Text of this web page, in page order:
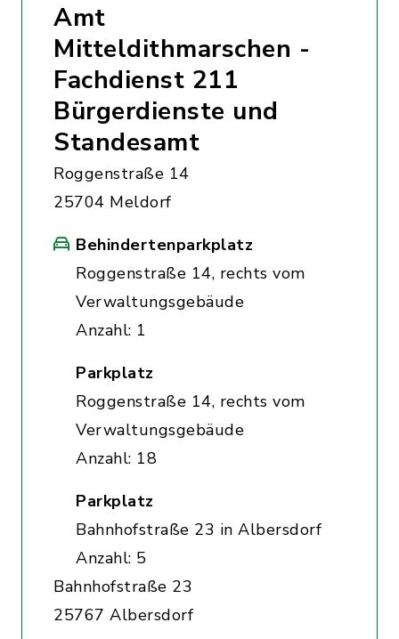
Amt
Mitteldithmarschen -
Fachdienst 211
Bürgerdienste und
Standesamt
Roggenstraße 14
25704 Meldorf
Behindertenparkplatz
Roggenstraße 14, rechts vom
Verwaltungsgebäude
Anzahl: 1
Parkplatz
Roggenstraße 14, rechts vom
Verwaltungsgebäude
Anzahl: 18
Parkplatz
Bahnhofstraße 23 in Albersdorf
Anzahl: 5
Bahnhofstraße 23
25767 Albersdorf